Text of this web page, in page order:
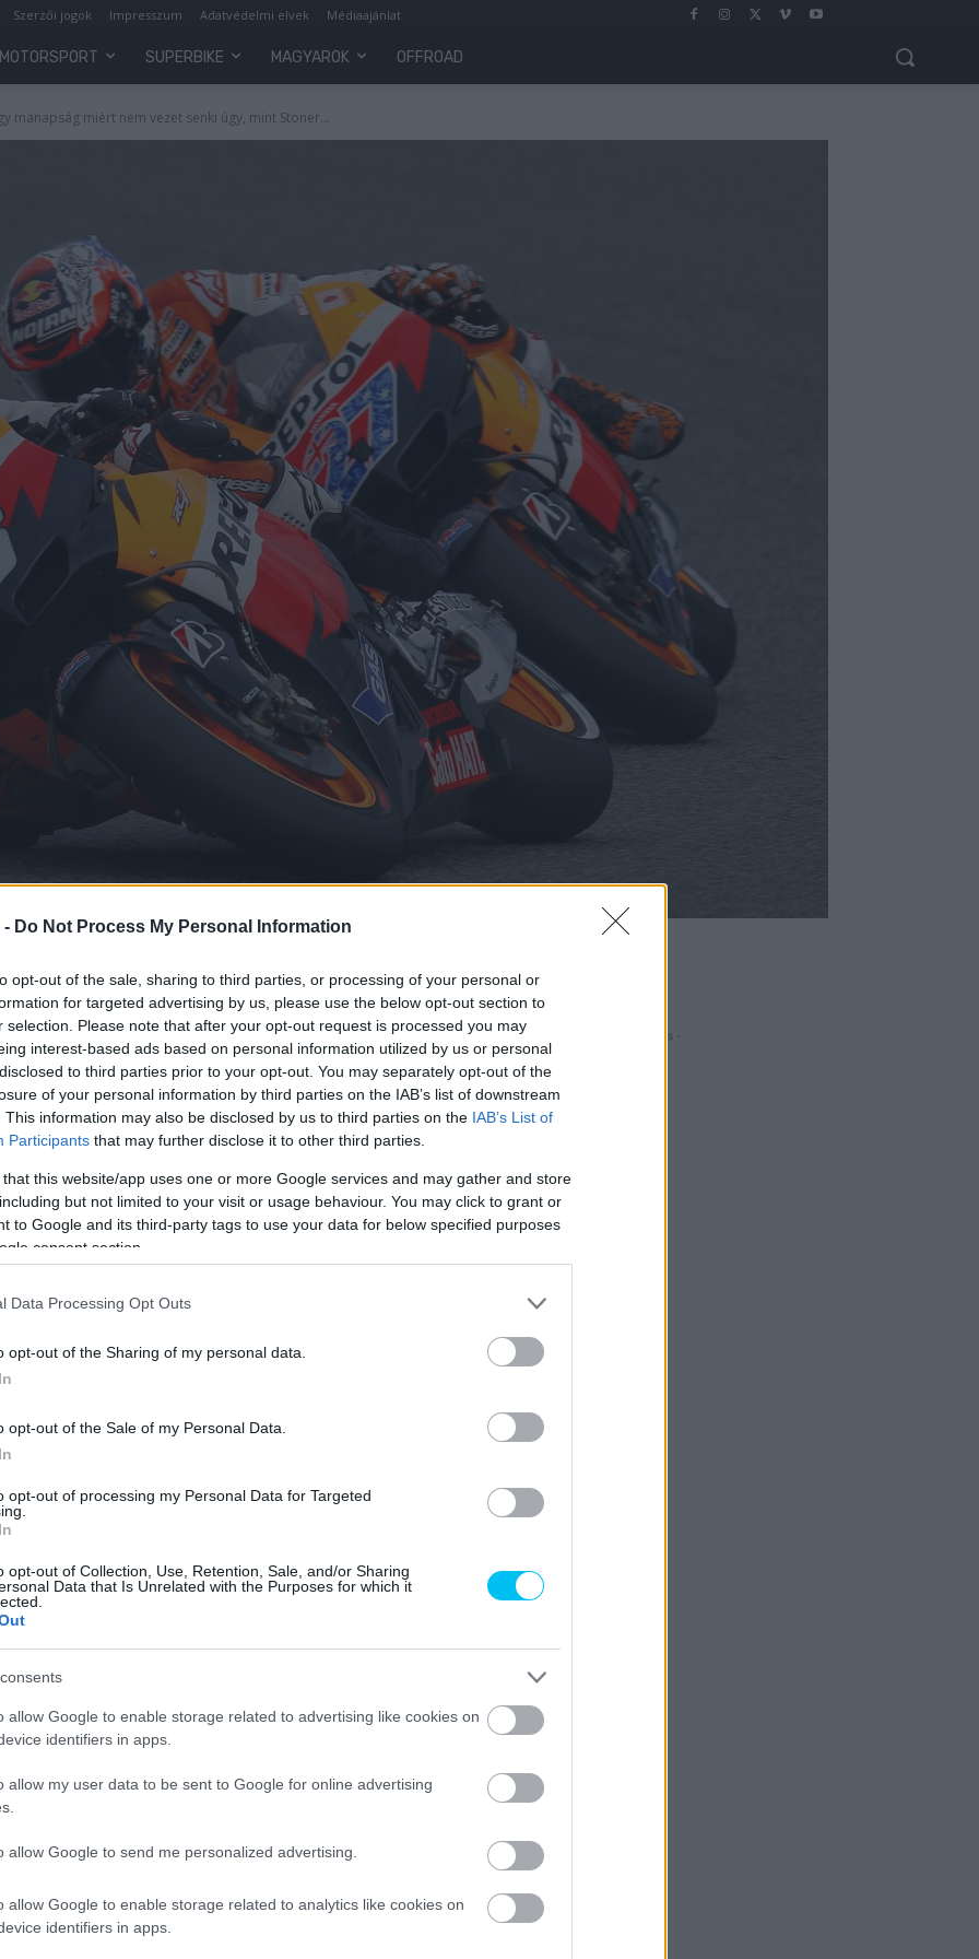
- Do Not Process My Personal Information
opt-out of the sale, sharing to third parties, or processing of your personal or
for targeted advertising by us, please use the below opt-out section to
selection. Please note that after your opt-out request is processed you may
interest-based ads based on personal information utilized by us or personal
to third parties prior to your opt-out. You may separately opt-out of the
of your personal information by third parties on the IAB’s list of downstream
This information may also be disclosed by us to third parties on the IAB’s List of
Participants that may further disclose it to other third parties.
that this website/app uses one or more Google services and may gather and store
but not limited to your visit or usage behaviour. You may click to grant or
to Google and its third-party tags to use your data for below specified purposes
consent section.
Data Processing Opt Outs
opt-out of the Sharing of my personal data.
opt-out of the Sale of my Personal Data.
opt-out of processing my Personal Data for Targeted
opt-out of Collection, Use, Retention, Sale, and/or Sharing
Data that Is Unrelated with the Purposes for which it
allow Google to enable storage related to advertising like cookies on
identifiers in apps.
allow my user data to be sent to Google for online advertising
allow Google to send me personalized advertising.
allow Google to enable storage related to analytics like cookies on
identifiers in apps.
Szerzői jogok Impresszum Adatvédelmi elvek Médiaajánlat
MOTORSPORT SUPERBIKE MAGYAROK OFFROAD
manapság miért nem vezet senki úgy, mint Stoner...
hogy
vezet senki úgy,
miatt ma már nem lehet úgy bevenni a kanyarokat,
csinálta. A MotoGP jelenlegi szabályrendszerét
hallhatja az ember a jól ismert fordulatot: régen
ez alatt, hogy napjainkban kevésbé szorosak a
mint korábban. Utóbbinak a csökkenését a
magyarázzák. A 2010-es évek második felétől
gépek szárnyak nélkül. Ez pedig Marc
- Hirdetés -